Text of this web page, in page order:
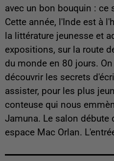
avec un bon bouquin : ce
Cette année, l'Inde est à
la littérature jeunesse et
expositions, sur la route
du monde en 80 jours.
découvrir les secrets
assister, pour les plus
conteuse qui nous
Jamuna. Le salon débute
espace Mac Orlan.